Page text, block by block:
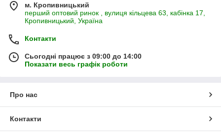
м. Кропивницький
перший оптовий ринок , вулиця кільцева 63, кабінка 17,
Кропивницький, Україна
Контакти
Сьогодні працює з 09:00 до 14:00
Показати весь графік роботи
Про нас
Контакти